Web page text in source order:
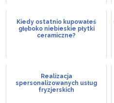
Kiedy ostatnio kupowałeś
głęboko niebieskie płytki
ceramiczne?
Realizacja
spersonalizowanych usług
fryzjerskich